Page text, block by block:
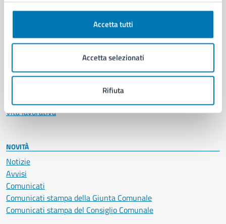
Accetta tutti
Accetta selezionati
Rifiuta
Autorizzazioni
Documenti e certificati
Educazione e formazione
Giustizia e sicurezza pubblica
Imprese e commercio
Salute, benessere e assistenza
Vita lavorativa
NOVITÀ
Notizie
Avvisi
Comunicati
Comunicati stampa della Giunta Comunale
Comunicati stampa del Consiglio Comunale